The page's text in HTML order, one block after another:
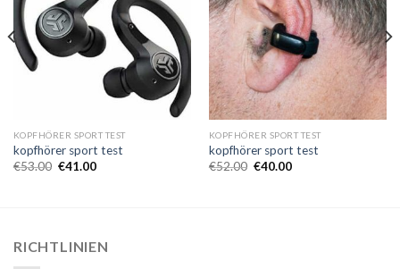
KOPFHÖRER SPORT TEST
kopfhörer sport test
€53.00 €41.00
KOPFHÖRER SPORT TEST
kopfhörer sport test
€52.00 €40.00
RICHTLINIEN